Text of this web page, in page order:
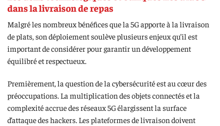
dans la livraison de repas
Malgré les nombreux bénéfices que la 5G apporte à la livraison
de plats, son déploiement soulève plusieurs enjeux qu’il est
important de considérer pour garantir un développement
équilibré et respectueux.
Premièrement, la question de la cybersécurité est au cœur des
préoccupations. La multiplication des objets connectés et la
complexité accrue des réseaux 5G élargissent la surface
d’attaque des hackers. Les plateformes de livraison doivent